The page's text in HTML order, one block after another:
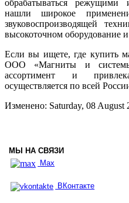
обрабатываться
нашли широкое
звуковоспроизводящей
высокоточном оборудование
Если вы ищете, где купить
ООО «Магниты и
ассортимент и
осуществляется по всей
Изменено: Saturday, 08 August
МЫ НА СВЯЗИ
Max
ВКонтакте